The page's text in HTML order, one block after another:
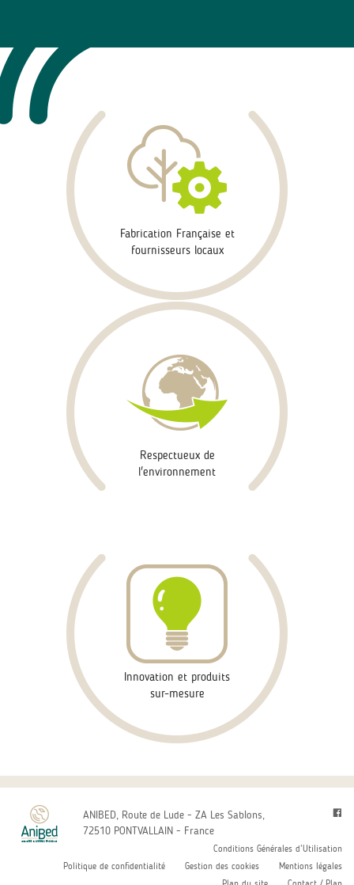
Fabrication Française et
fournisseurs locaux
Respectueux de
l'environnement
Innovation et produits
sur-mesure
ANIBED, Route de Lude - ZA Les Sablons,
72510 PONTVALLAIN - France
Conditions Générales d’Utilisation
Politique de confidentialité
Gestion des cookies
Mentions légales